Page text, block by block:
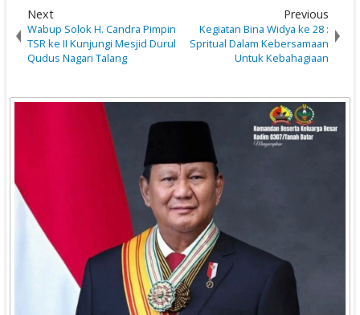
Next
Wabup Solok H. Candra Pimpin
TSR ke II Kunjungi Mesjid Durul
Qudus Nagari Talang
Previous
Kegiatan Bina Widya ke 28 :
Spritual Dalam Kebersamaan
Untuk Kebahagiaan